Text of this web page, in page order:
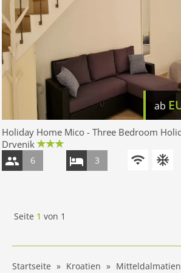
ab
Holiday Home Mico - Three Bedroom
Drvenik
6 3
Seite 1 von 1
Startseite Kroatien
Mitteldalmatien